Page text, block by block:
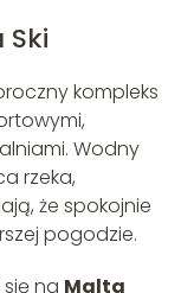
kompleks
Wodny
rzeka,
że spokojnie
pogodzie.
na Malta